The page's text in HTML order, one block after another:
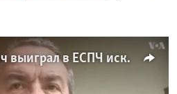
Виктор Шендерович выиграл в ЕСПЧ иск против властей России